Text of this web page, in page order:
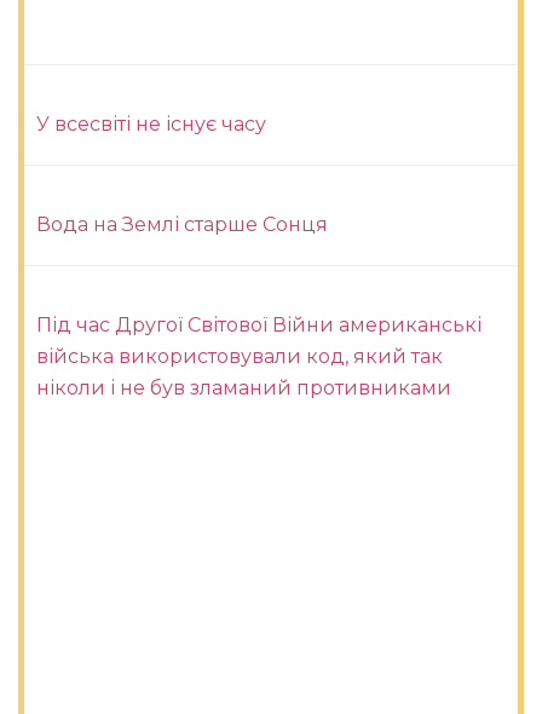
У всесвіті не існує часу
Вода на Землі старше Сонця
Під час Другої Світової Війни американські
війська використовували код, який так
ніколи і не був зламаний противниками